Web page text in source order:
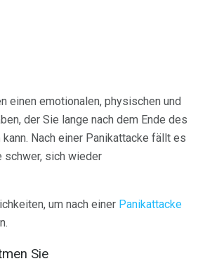
einen emotionalen, physischen und
der Sie lange nach dem Ende des
Nach einer Panikattacke fällt es
schwer, sich wieder
um nach einer Panikattacke
Sie